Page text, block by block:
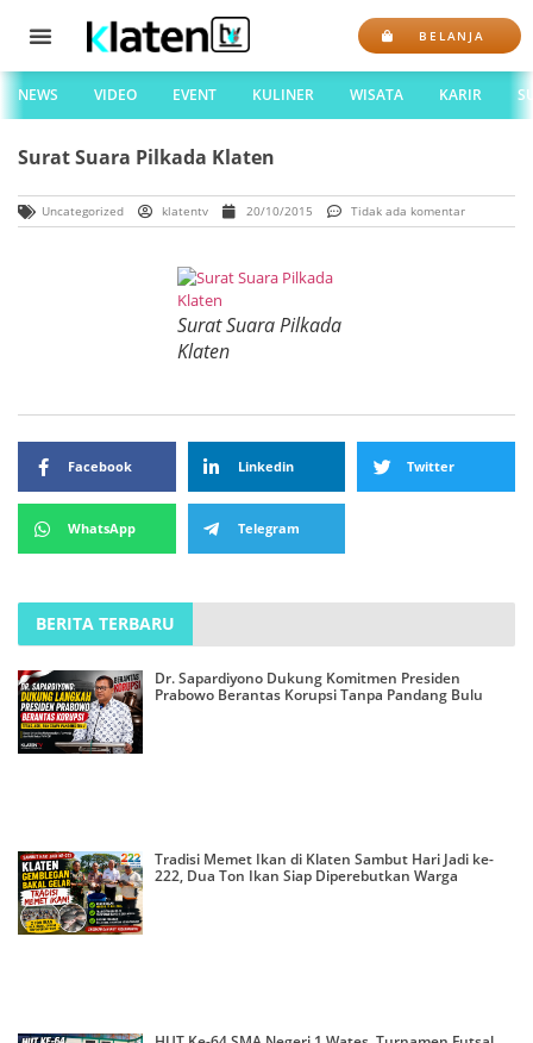
BELANJA
NEWS VIDEO EVENT KULINER WISATA KARIR
Surat Suara Pilkada Klaten
Uncategorized klatentv 20/10/2015 Tidak ada komentar
Surat Suara Pilkada
Klaten
Facebook Linkedin Twitter
WhatsApp Telegram
BERITA TERBARU
Dr. Sapardiyono Dukung Komitmen Presiden
Prabowo Berantas Korupsi Tanpa Pandang Bulu
Tradisi Memet Ikan di Klaten Sambut Hari Jadi ke-
222, Dua Ton Ikan Siap Diperebutkan Warga